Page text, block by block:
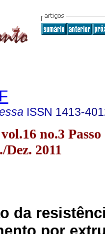
ISSN 1413-
no.3 Passo
Dez. 2011
da